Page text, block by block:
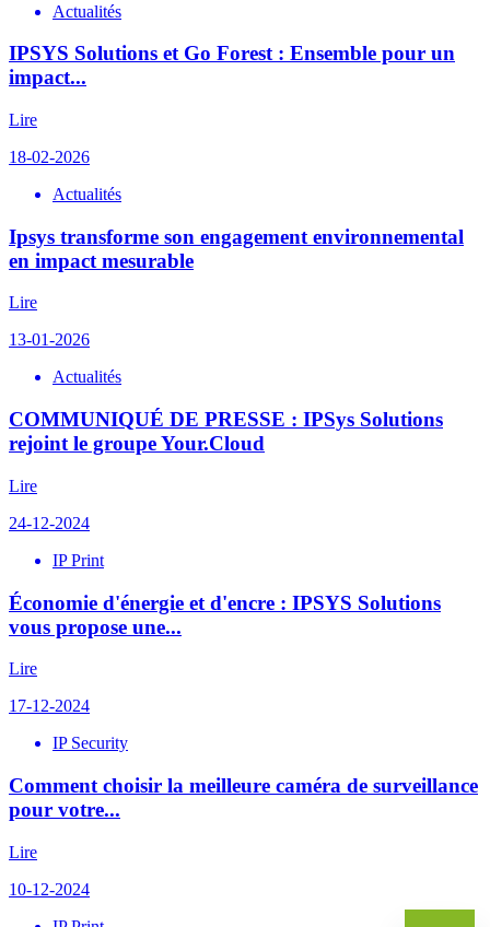
Actualités
IPSYS Solutions et Go Forest : Ensemble pour un
impact...
Lire
18-02-2026
Actualités
Ipsys transforme son engagement environnemental
en impact mesurable
Lire
13-01-2026
Actualités
COMMUNIQUÉ DE PRESSE : IPSys Solutions
rejoint le groupe Your.Cloud
Lire
24-12-2024
IP Print
Économie d'énergie et d'encre : IPSYS Solutions
vous propose une...
Lire
17-12-2024
IP Security
Comment choisir la meilleure caméra de surveillance
pour votre...
Lire
10-12-2024